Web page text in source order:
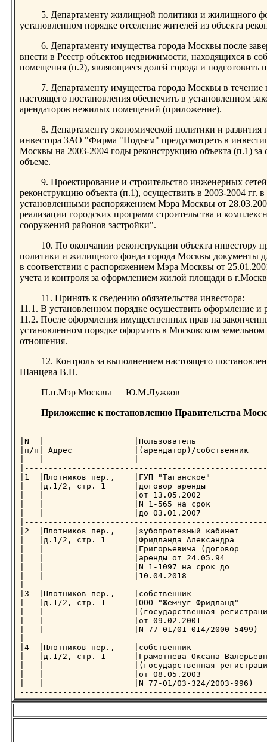
5. Департаменту жилищной политики и жилищного
установленном порядке отселение жителей из объекта
6. Департаменту имущества города Москвы после
внести в Реестр объектов недвижимости, находящихся в
помещения (п.2), являющиеся долей города и подготовить
7. Департаменту имущества города Москвы в течение
настоящего постановления обеспечить в установленном
арендаторов нежилых помещений (приложение).
8. Департаменту экономической политики и
инвестора ЗАО "Фирма "Подъем" предусмотреть в
Москвы на 2003-2004 годы реконструкцию объекта (п.1) за
объеме.
9. Проектирование и строительство инженерных
реконструкцию объекта (п.1), осуществить в 2003-2004 гг.
установленными распоряжением Мэра Москвы от
реализации городских программ строительства и
сооружений районов застройки".
10. По окончании реконструкции объекта инвестору
политики и жилищного фонда города Москвы документы
в соответствии с распоряжением Мэра Москвы от
учета и контроля за оформлением жилой площади в
11. Принять к сведению обязательства инвестора:
11.1. В установленном порядке осуществить оформление
11.2. После оформления имущественных прав на
установленном порядке оформить в Московском
отношения.
12. Контроль за выполнением настоящего
Шанцева В.П.
П.п.Мэр Москвы Ю.М.Лужков
Приложение к постановлению Правительства
|N  |                   |Пользователь
|п/п| Адрес             |(арендатор)/собственник
|1  |Плотников пер.,    |ГУП "Таганское"
|   |д.1/2, стр. 1      |договор аренды
|   |                   |от 13.05.2002
|   |                   |N 1-565 на срок
|   |                   |до 03.01.2007
|2  |Плотников пер.,    |зубопротезный
|   |д.1/2, стр. 1      |Фридланда Александра
|   |                   |Григорьевича (договор
|   |                   |аренды от 24.05.94
|   |                   |N 1-1097 на срок до
|   |                   |10.04.2018
|3  |Плотников пер.,    |собственник -
|   |д.1/2, стр. 1      |ООО "Жемчуг-
|   |                   |(государственная
|   |                   |от 09.02.2001
|   |                   |N 77-01/01-014/2000-
|4  |Плотников пер.,    |собственник -
|   |д.1/2, стр. 1      |Грамотнева Оксана
|   |                   |(государственная
|   |                   |от 08.05.2003
|   |                   |N 77-01/03-324/2003-